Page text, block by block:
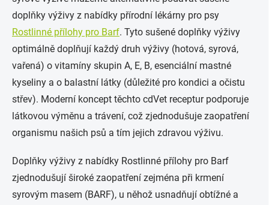
doplňky výživy z nabídky přírodní lékárny pro psy
Rostlinné přílohy pro Barf. Tyto sušené doplňky výživy
optimálně doplňují každý druh výživy (hotová, syrová,
vařená) o vitamíny skupin A, E, B, esenciální mastné
kyseliny a o balastní látky (důležité pro kondici a očistu
střev). Moderní koncept těchto cdVet receptur podporuje
látkovou výměnu a trávení, což zjednodušuje zaopatření
organismu našich psů a tím jejich zdravou výživu.
Doplňky výživy z nabídky Rostlinné přílohy pro Barf
zjednodušují široké zaopatření zejména při krmení
syrovým masem (BARF), u něhož usnadňují obtížné a